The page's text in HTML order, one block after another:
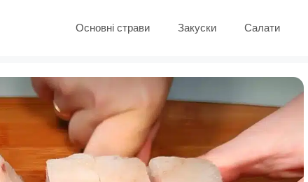
Основні страви Закуски Салати